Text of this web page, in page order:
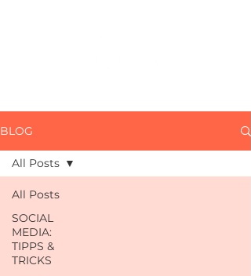
BLOG
All Posts
SOCIAL
MEDIA:
TIPPS &
TRICKS
All Posts